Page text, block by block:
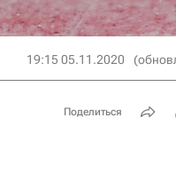
19:15 05.11.2020
Поделиться